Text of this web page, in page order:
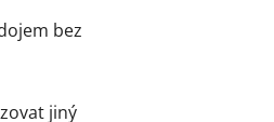
bez
jiný